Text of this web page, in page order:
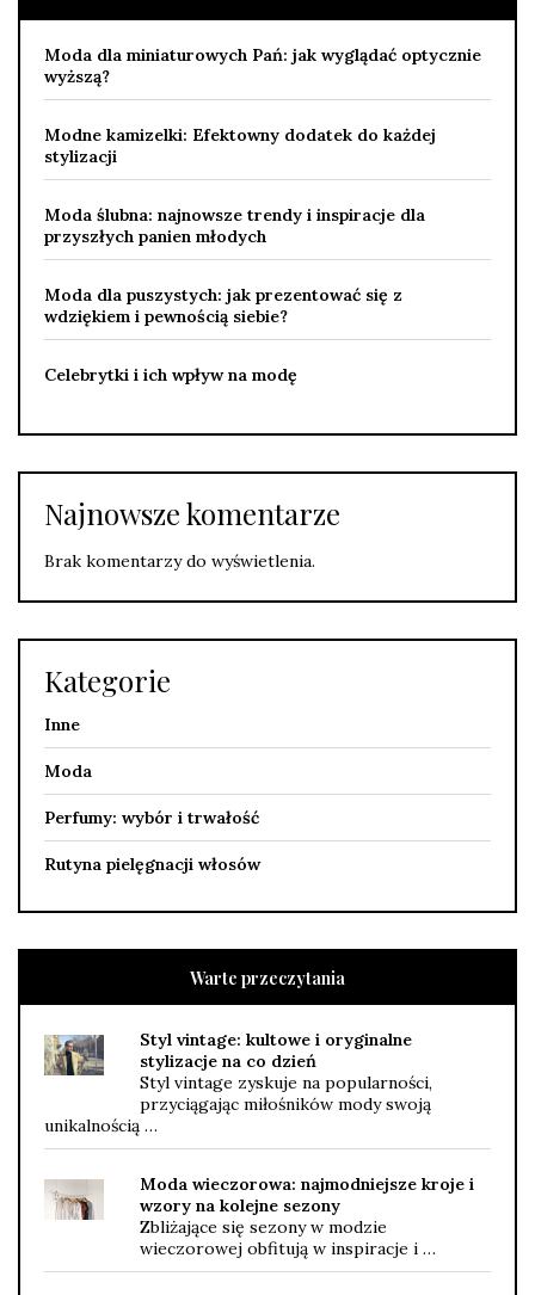
Moda dla miniaturowych Pań: jak wyglądać optycznie
wyższą?
Modne kamizelki: Efektowny dodatek do każdej
stylizacji
Moda ślubna: najnowsze trendy i inspiracje dla
przyszłych panien młodych
Moda dla puszystych: jak prezentować się z
wdziękiem i pewnością siebie?
Celebrytki i ich wpływ na modę
Najnowsze komentarze
Brak komentarzy do wyświetlenia.
Kategorie
Inne
Moda
Perfumy: wybór i trwałość
Rutyna pielęgnacji włosów
Warte przeczytania
Styl vintage: kultowe i oryginalne
stylizacje na co dzień
Styl vintage zyskuje na popularności,
przyciągając miłośników mody swoją
unikalnością …
Moda wieczorowa: najmodniejsze kroje i
wzory na kolejne sezony
Zbliżające się sezony w modzie
wieczorowej obfitują w inspiracje i …